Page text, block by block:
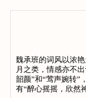
魏承班的词风以浓
月之类，情感亦不
韶颜”和“莺声婉转”
有“醉心摇摇，欣然